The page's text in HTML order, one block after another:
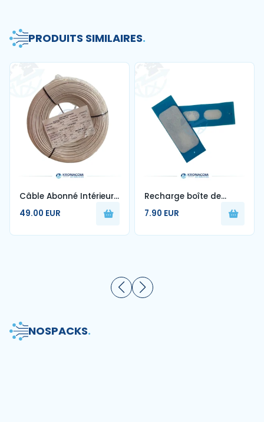
PRODUITS SIMILAIRES.
Câble Abonné Intérieur
1FO Blanc G657A2 250m
49.00 EUR
Recharge boîte de
nettoyage de fibre
optique
7.90 EUR
NOSPACKS.